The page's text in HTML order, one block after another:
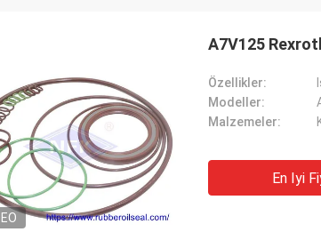
A7V125
Özellikler:
Modeller:
Malzemeler:
En Iyi